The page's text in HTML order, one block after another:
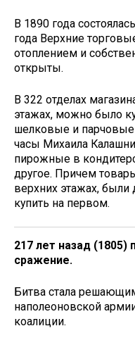
В 1890 года
года Верхние
отоплением и
открыты.
В 322 отделах
этажах, можно было
шелковые и
часы Михаила
пирожные в
другое. Причем
верхних этажах,
купить на первом.
217 лет назад (1805)
сражение.
Битва стала
наполеоновской
коалиции.